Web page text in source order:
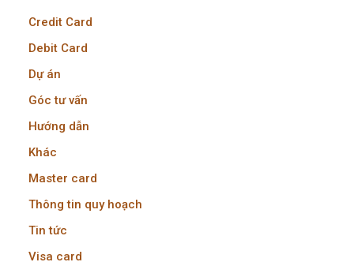
Credit Card
Debit Card
Dự án
Góc tư vấn
Hướng dẫn
Khác
Master card
Thông tin quy hoạch
Tin tức
Visa card